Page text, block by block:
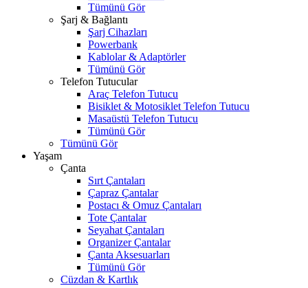
Tümünü Gör
Şarj & Bağlantı
Şarj Cihazları
Powerbank
Kablolar & Adaptörler
Tümünü Gör
Telefon Tutucular
Araç Telefon Tutucu
Bisiklet & Motosiklet Telefon Tutucu
Masaüstü Telefon Tutucu
Tümünü Gör
Tümünü Gör
Yaşam
Çanta
Sırt Çantaları
Çapraz Çantalar
Postacı & Omuz Çantaları
Tote Çantalar
Seyahat Çantaları
Organizer Çantalar
Çanta Aksesuarları
Tümünü Gör
Cüzdan & Kartlık